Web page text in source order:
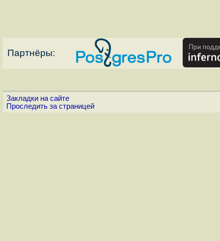
Партнёры:
Закладки на сайте
Проследить за страницей